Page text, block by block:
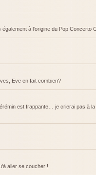
à l'origine du Pop Concerto
Eve en fait combien?
est frappante… je crierai pas à la
aller se coucher !